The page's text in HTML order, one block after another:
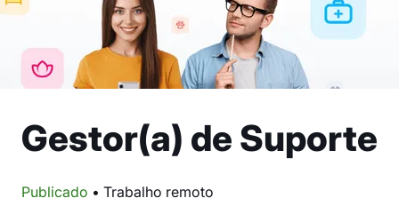
Gestor(a) de Suporte
Publicado • Trabalho remoto